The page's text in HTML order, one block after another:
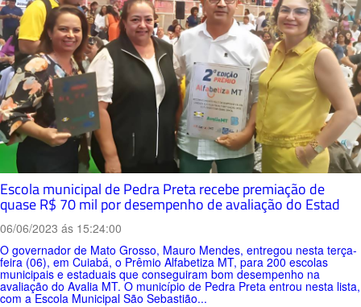
Escola municipal de Pedra Preta recebe premiação de
quase R$ 70 mil por desempenho de avaliação do Estad
06/06/2023 ás 15:24:00
O governador de Mato Grosso, Mauro Mendes, entregou nesta terça-
feira (06), em Cuiabá, o Prêmio Alfabetiza MT, para 200 escolas
municipais e estaduais que conseguiram bom desempenho na
avaliação do Avalia MT. O município de Pedra Preta entrou nesta lista,
com a Escola Municipal São Sebastião...